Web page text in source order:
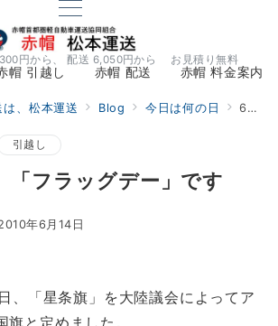
円から、 配送 6,050円から お見積り無料
帽 引越し 赤帽 配送 赤帽 料金案内
、松本運送 Blog 今日は何の日 6月14日は、「フラッグデー」です
引越し
「フラッグデー」です
年6月14日
、「星条旗」を大陸議会によってア
旗と定めました。